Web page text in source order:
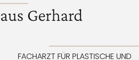
Gerhard
FACHARZT FÜR PLASTISCHE UND